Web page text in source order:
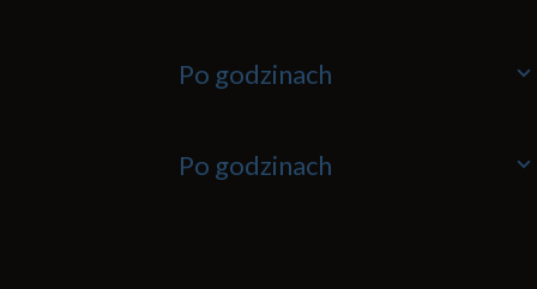
Po godzinach
Po godzinach